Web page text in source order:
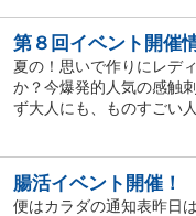
第８回イベント開催
夏の！思いで作りにレデ
か？今爆発的人気の感触
ず大人にも、ものすごい
腸活イベント開催！
便はカラダの通知表昨日